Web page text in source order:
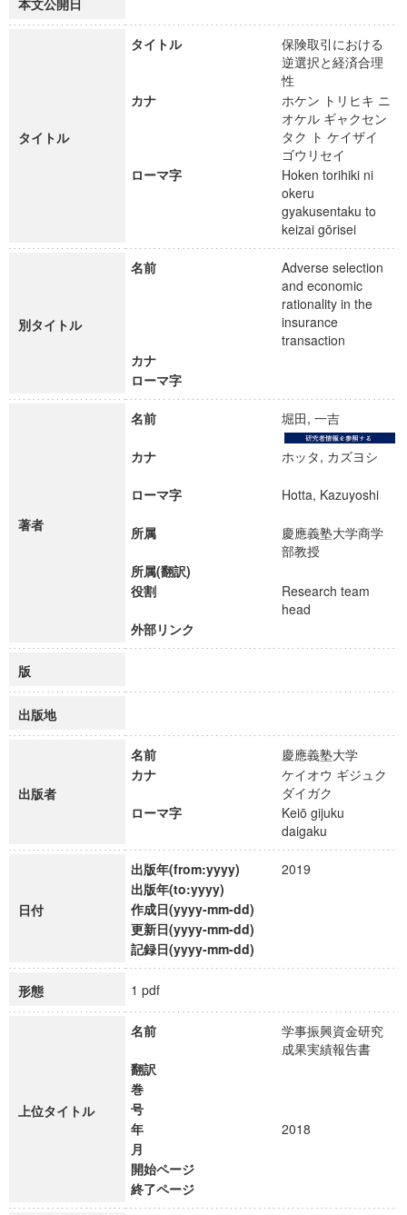
本文公開日
タイトル
タイトル
保険取引における
逆選択と経済合理
性
カナ
ホケン トリヒキ ニ
オケル ギャクセン
タク ト ケイザイ
ゴウリセイ
ローマ字
Hoken torihiki ni
okeru
gyakusentaku to
keizai gōrisei
別タイトル
名前
Adverse selection
and economic
rationality in the
insurance
transaction
カナ
ローマ字
著者
名前 堀田, 一吉
カナ ホッタ, カズヨシ
ローマ字 Hotta, Kazuyoshi
所属
慶應義塾大学商学
部教授
所属(翻訳)
役割
Research team
head
外部リンク
版
出版地
出版者
名前
慶應義塾大学
カナ
ケイオウ ギジュク
ダイガク
ローマ字
Keiō gijuku
daigaku
日付
出版年(from:yyyy)
2019
出版年(to:yyyy)
作成日(yyyy-mm-dd)
更新日(yyyy-mm-dd)
記録日(yyyy-mm-dd)
形態 1 pdf
上位タイトル
名前
学事振興資金研究
成果実績報告書
翻訳
巻
号
年
2018
月
開始ページ
終了ページ